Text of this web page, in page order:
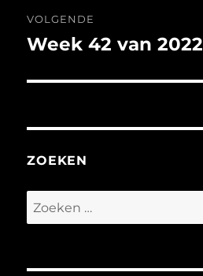
VOLGENDE
Volgend
Week 42 van 2022
ZOEKEN
Zoeken
naar: